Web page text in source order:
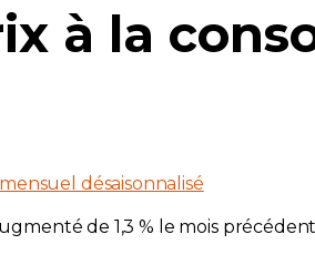
à la
désaisonnalisé
de 1,3 % le mois